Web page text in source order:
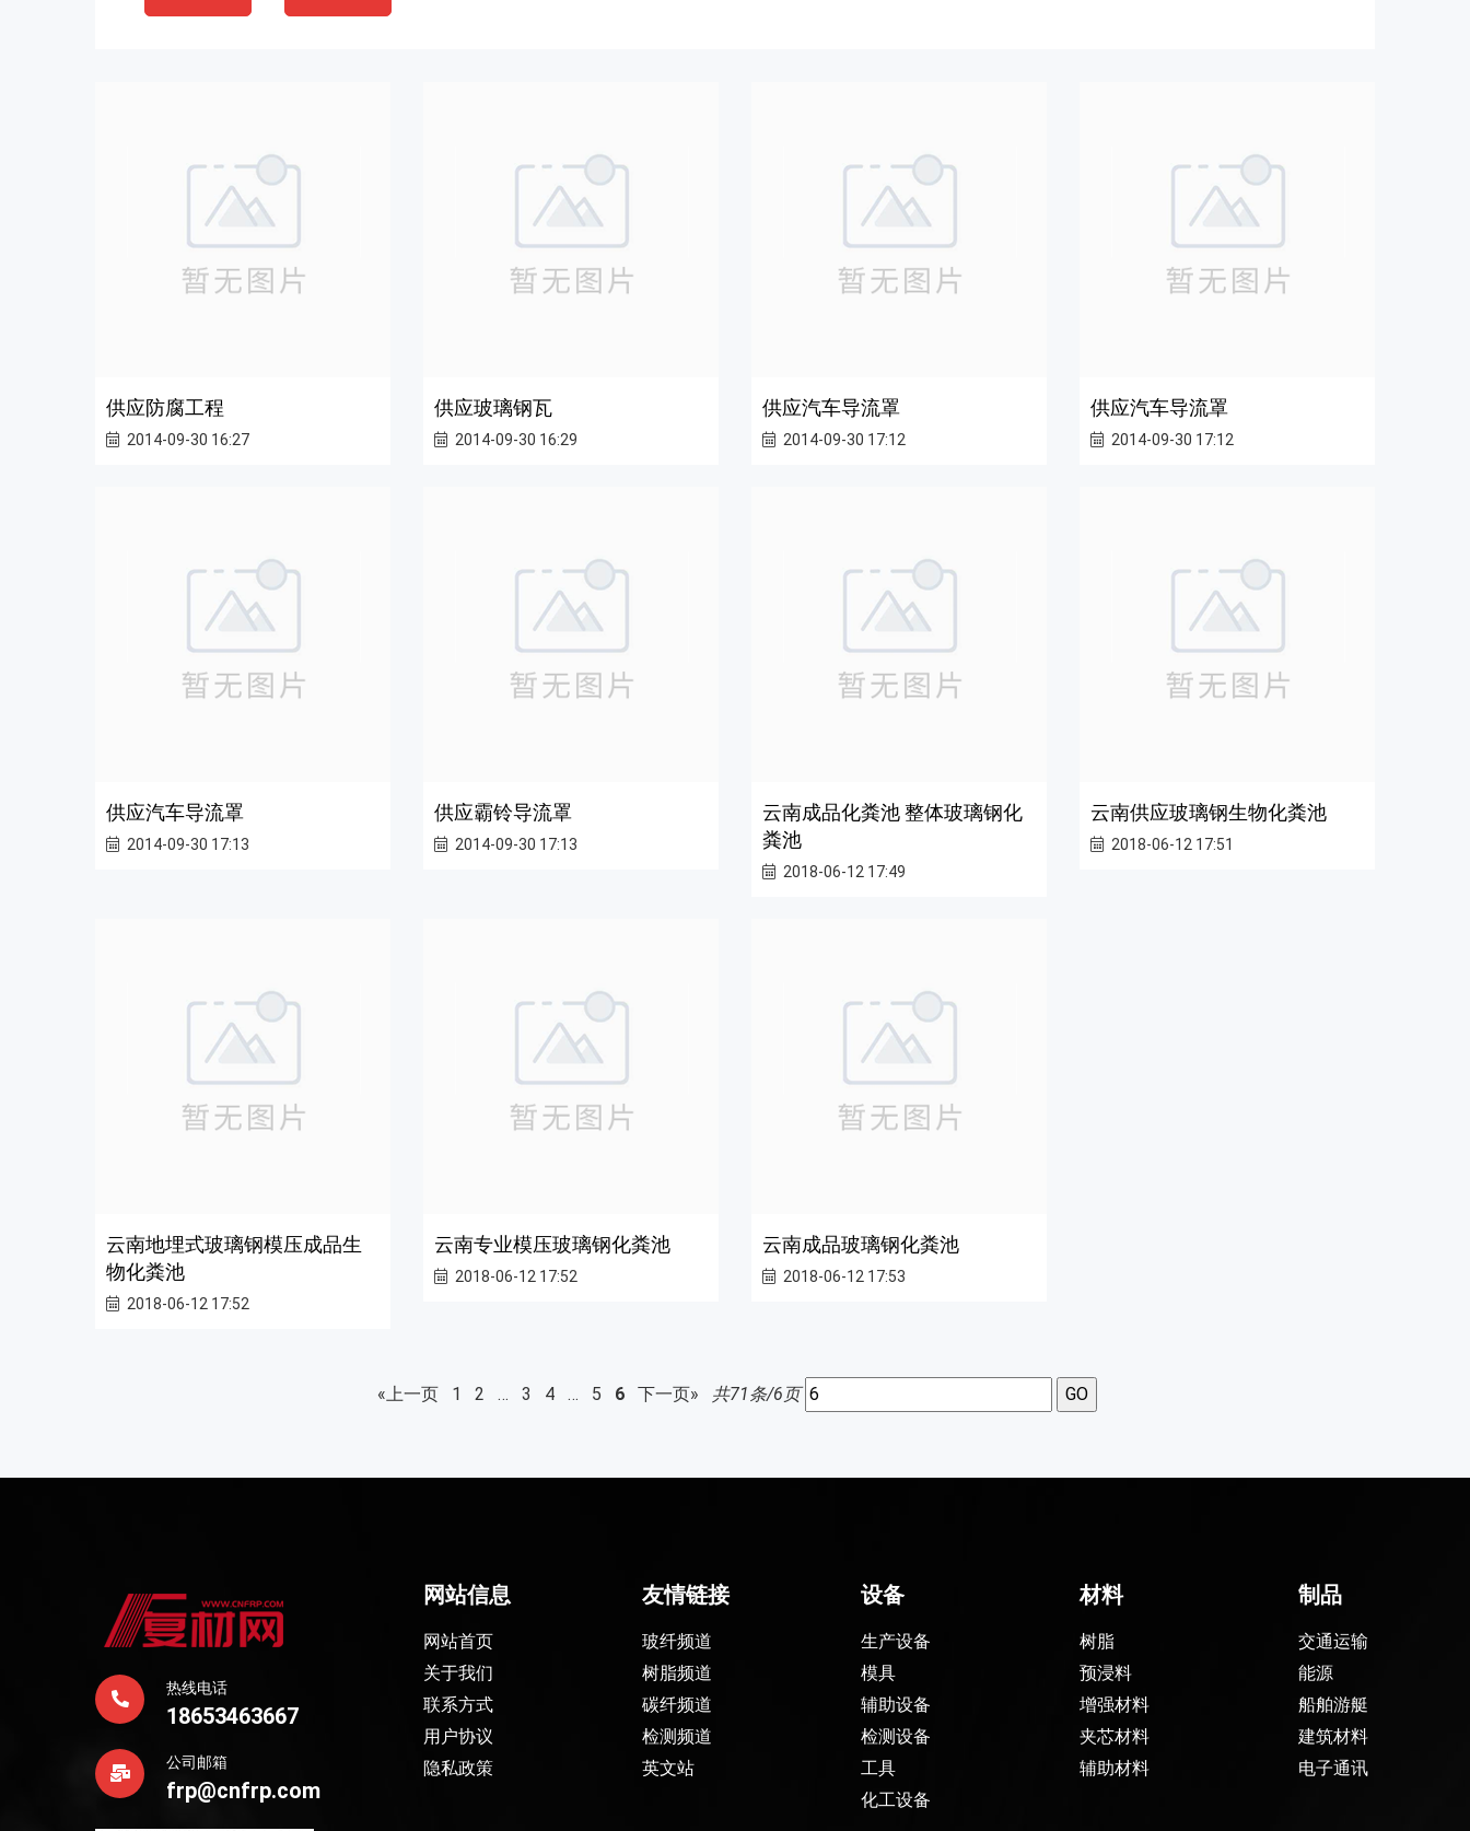
供应防腐工程
2014-09-30 16:27
供应玻璃钢瓦
2014-09-30 16:29
供应汽车导流罩
2014-09-30 17:12
供应汽车导流罩
2014-09-30 17:12
供应汽车导流罩
2014-09-30 17:13
供应霸铃导流罩
2014-09-30 17:13
云南成品化粪池 整体玻璃钢化
粪池
2018-06-12 17:49
云南供应玻璃钢生物化粪池
2018-06-12 17:51
云南地埋式玻璃钢模压成品生
物化粪池
2018-06-12 17:52
云南专业模压玻璃钢化粪池
2018-06-12 17:52
云南成品玻璃钢化粪池
2018-06-12 17:53
«上一页 1 2 … 3 4 … 5 6 下一页» 共71条/6页
热线电话
18653463667
公司邮箱
frp@cnfrp.com
网站信息
网站首页
关于我们
联系方式
用户协议
隐私政策
友情链接
玻纤频道
树脂频道
碳纤频道
检测频道
英文站
设备
生产设备
模具
辅助设备
检测设备
工具
化工设备
材料
树脂
预浸料
增强材料
夹芯材料
辅助材料
制品
交通运输
能源
船舶游艇
建筑材料
电子通讯